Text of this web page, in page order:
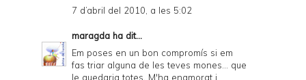
7 d’abril del 2010, a les 5:02
maragda ha dit...
Em poses en un bon compromís si em
fas triar alguna de les teves mones... que
le quedaria totes. M'ha enamorat i